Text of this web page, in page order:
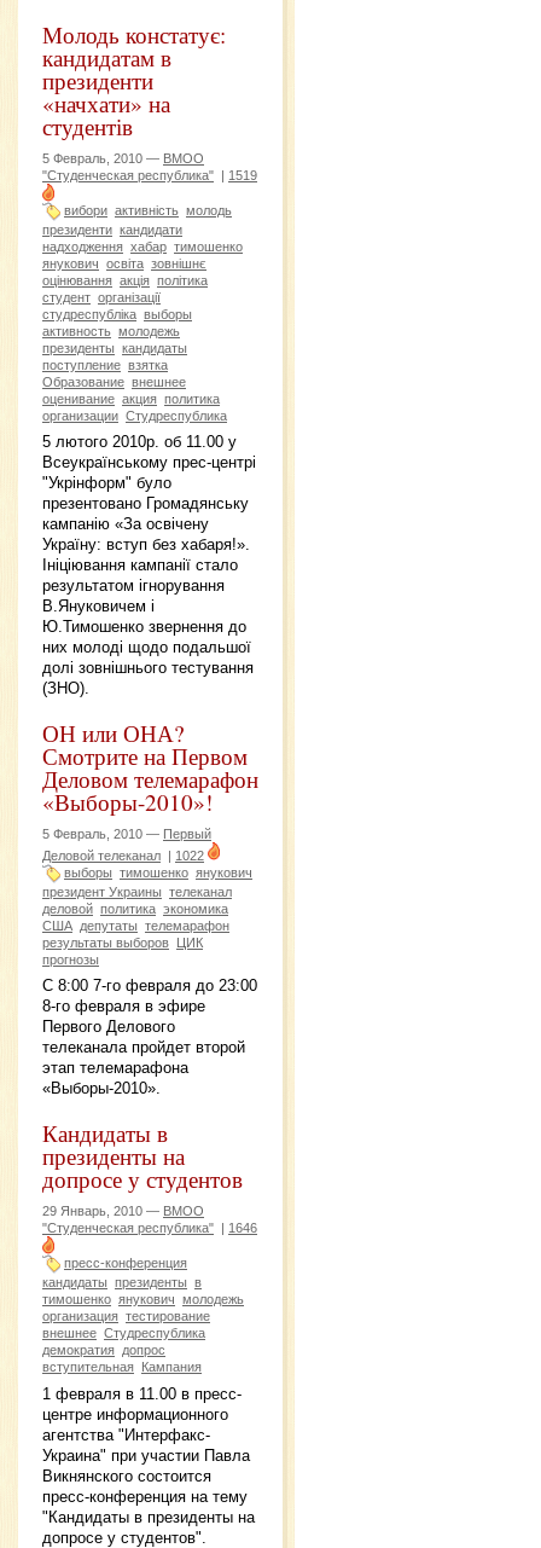
Молодь констатує:
кандидатам в
президенти
«начхати» на
студентів
5 Февраль, 2010 — ВМОО
"Студенческая республика" | 1519
вибори активність молодь
президенти кандидати
надходження хабар тимошенко
янукович освіта зовнішнє
оцінювання акція політика
студент організації
студреспубліка выборы
активность молодежь
президенты кандидаты
поступление взятка
Образование внешнее
оценивание акция политика
организации Студреспублика
5 лютого 2010р. об 11.00 у
Всеукраїнському прес-центрі
"Укрінформ" було
презентовано Громадянську
кампанію «За освічену
Україну: вступ без хабаря!».
Ініціювання кампанії стало
результатом ігнорування
В.Януковичем і
Ю.Тимошенко звернення до
них молоді щодо подальшої
долі зовнішнього тестування
(ЗНО).
ОН или ОНА?
Смотрите на Первом
Деловом телемарафон
«Выборы-2010»!
5 Февраль, 2010 — Первый
Деловой телеканал | 1022
выборы тимошенко янукович
президент Украины телеканал
деловой политика экономика
США депутаты телемарафон
результаты выборов ЦИК
прогнозы
С 8:00 7-го февраля до 23:00
8-го февраля в эфире
Первого Делового
телеканала пройдет второй
этап телемарафона
«Выборы-2010».
Кандидаты в
президенты на
допросе у студентов
29 Январь, 2010 — ВМОО
"Студенческая республика" | 1646
пресс-конференция
кандидаты президенты в
тимошенко янукович молодежь
организация тестирование
внешнее Студреспублика
демократия допрос
вступительная Кампания
1 февраля в 11.00 в пресс-
центре информационного
агентства "Интерфакс-
Украина" при участии Павла
Викнянского состоится
пресс-конференция на тему
"Кандидаты в президенты на
допросе у студентов".